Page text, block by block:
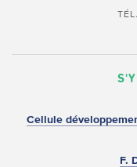
Cellule
F.